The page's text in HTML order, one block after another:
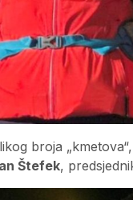
broja
Štefek,